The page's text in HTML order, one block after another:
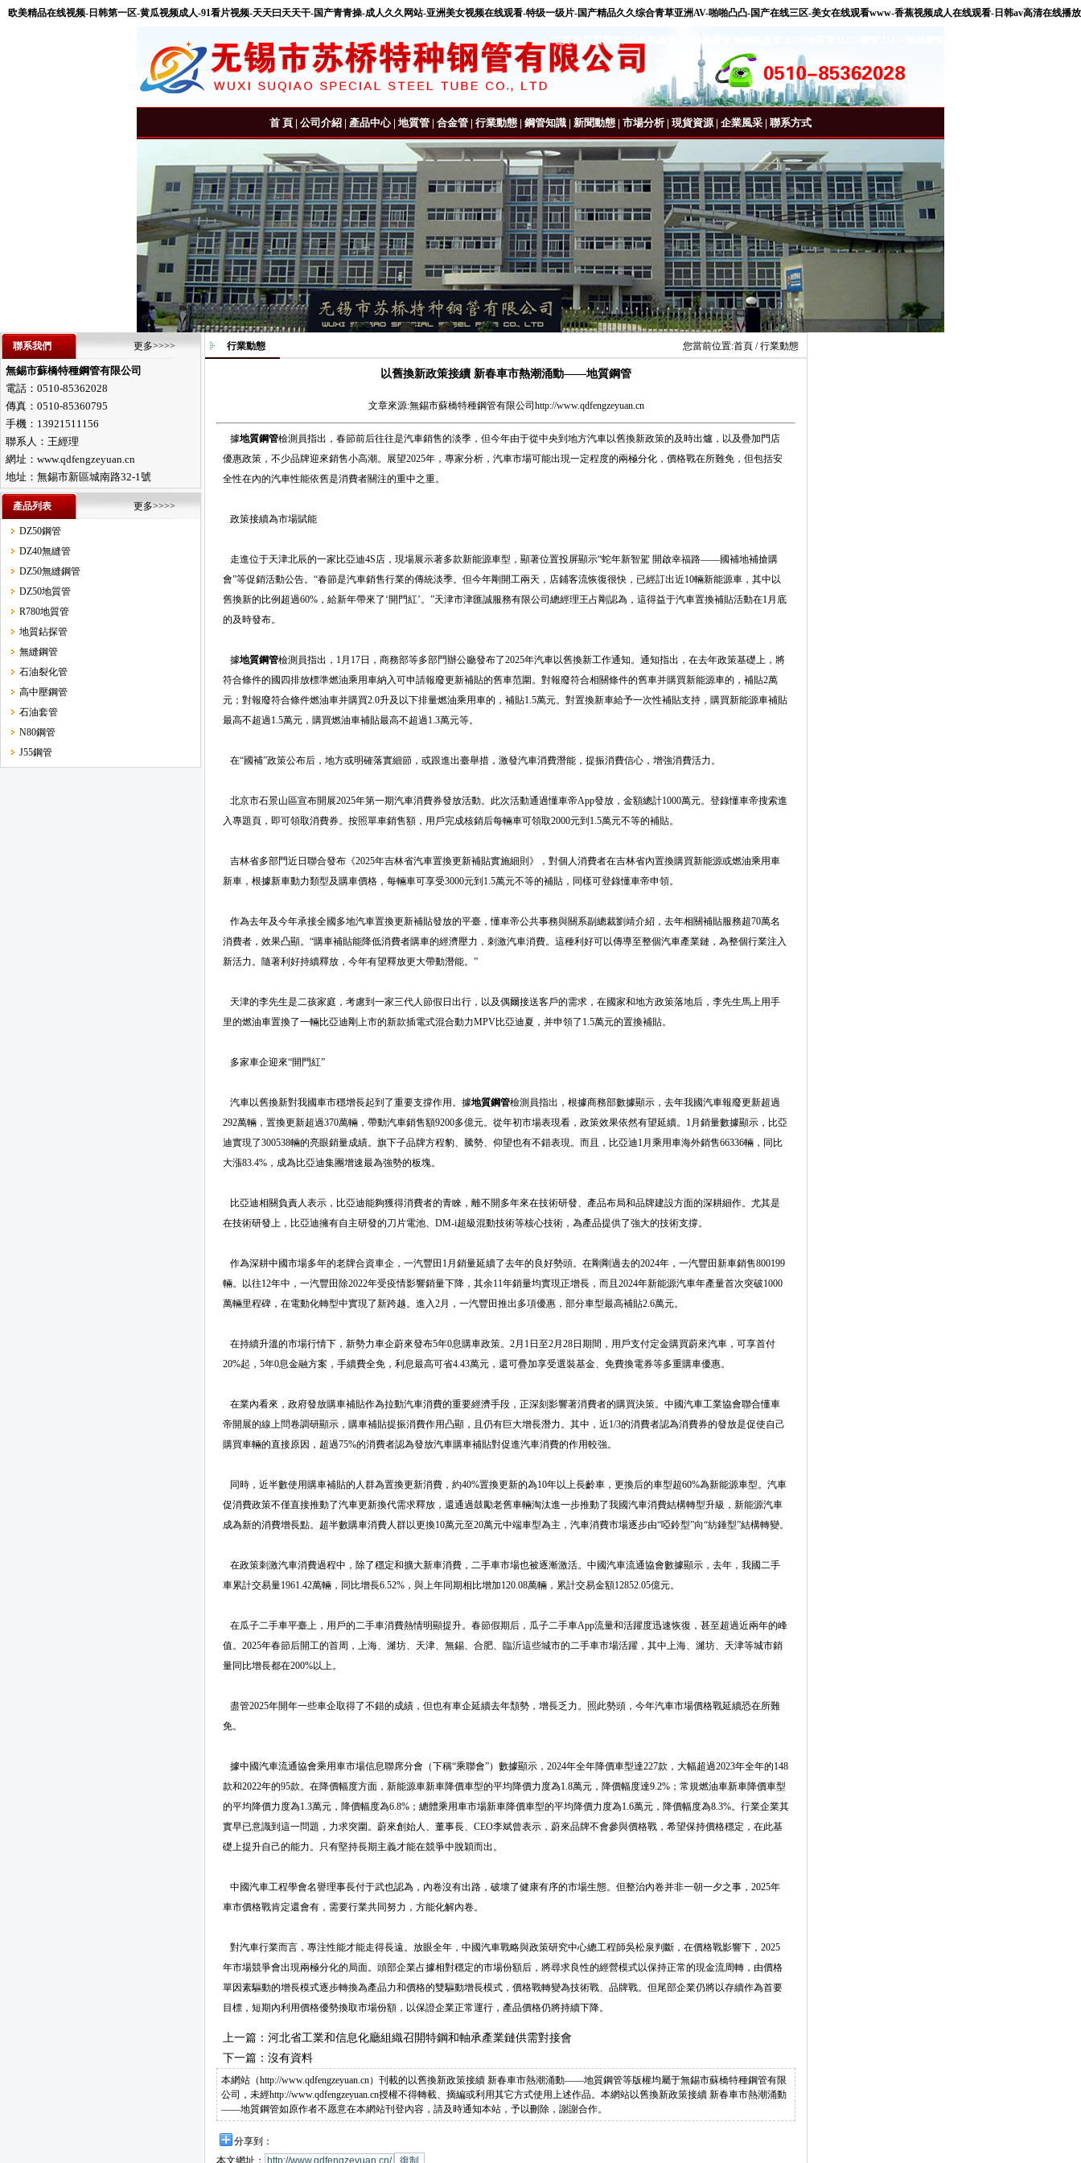
欧美精品在线视频-日韩第一区-黄瓜视频成人-91看片视频-天天曰天天干-国产青青操-成人久久网站-亚洲美女视频在线观看-特级一级片-国产精品久久综合青草亚洲AV-啪啪凸凸-国产在线三区-美女在线观看www-香蕉视频成人在线观看-日韩av高清在线播放
地質管 地質鋼管
首 頁 | 公司介紹 | 產品中心| 地質管 | 合金管 | 行業動態 | 鋼管知識 | 新聞動態 | 市場分析 | 現貨資源| 企業風采 | 聯系方式
聯系我們 更多>>>>
無錫市蘇橋特種鋼管有限公司
電話：0510-85362028
傳真：0510-85360795
手機：13921511156
聯系人：王經理
網址：www.qdfengzeyuan.cn
地址：無錫市新區城南路32-1號
產品列表 更多>>>>
DZ50鋼管
DZ40無縫管
DZ50無縫鋼管
DZ50地質管
R780地質管
地質鉆探管
無縫鋼管
石油裂化管
高中壓鋼管
石油套管
N80鋼管
J55鋼管
行業動態 您當前位置:首頁 / 行業動態
以舊換新政策接續 新春車市熱潮涌動——地質鋼管
文章來源:無錫市蘇橋特種鋼管有限公司 http://www.qdfengzeyuan.cn
據地質鋼管檢測員指出，春節前后往往是汽車銷售的淡季，但今年由于從中央到地方汽車以舊換新政策的及時出爐，以及疊加門店
優惠政策，不少品牌迎來銷售小高潮。展望2025年，專家分析，汽車市場可能出現一定程度的兩極分化，價格戰在所難免，但包括安
全性在內的汽車性能依舊是消費者關注的重中之重。
政策接續為市場賦能
走進位于天津北辰的一家比亞迪4S店，現場展示著多款新能源車型，顯著位置投屏顯示“蛇年新智駕 開啟幸福路——國補地補搶購
會”等促銷活動公告。“春節是汽車銷售行業的傳統淡季。但今年剛開工兩天，店鋪客流恢復很快，已經訂出近10輛新能源車，其中以
舊換新的比例超過60%，給新年帶來了‘開門紅’。”天津市津匯誠服務有限公司總經理王占剛認為，這得益于汽車置換補貼活動在1月底
的及時發布。
據地質鋼管檢測員指出，1月17日，商務部等多部門辦公廳發布了2025年汽車以舊換新工作通知。通知指出，在去年政策基礎上，將
符合條件的國四排放標準燃油乘用車納入可申請報廢更新補貼的舊車范圍。對報廢符合相關條件的舊車并購買新能源車的，補貼2萬
元；對報廢符合條件燃油車并購買2.0升及以下排量燃油乘用車的，補貼1.5萬元。對置換新車給予一次性補貼支持，購買新能源車補貼
最高不超過1.5萬元，購買燃油車補貼最高不超過1.3萬元等。
在“國補”政策公布后，地方或明確落實細節，或跟進出臺舉措，激發汽車消費潛能，提振消費信心，增強消費活力。
北京市石景山區宣布開展2025年第一期汽車消費券發放活動。此次活動通過懂車帝App發放，金額總計1000萬元。登錄懂車帝搜索進
入專題頁，即可領取消費券。按照單車銷售額，用戶完成核銷后每輛車可領取2000元到1.5萬元不等的補貼。
吉林省多部門近日聯合發布《2025年吉林省汽車置換更新補貼實施細則》，對個人消費者在吉林省內置換購買新能源或燃油乘用車
新車，根據新車動力類型及購車價格，每輛車可享受3000元到1.5萬元不等的補貼，同樣可登錄懂車帝申領。
作為去年及今年承接全國多地汽車置換更新補貼發放的平臺，懂車帝公共事務與關系副總裁劉靖介紹，去年相關補貼服務超70萬名
消費者，效果凸顯。“購車補貼能降低消費者購車的經濟壓力，刺激汽車消費。這種利好可以傳導至整個汽車產業鏈，為整個行業注入
新活力。隨著利好持續釋放，今年有望釋放更大帶動潛能。”
天津的李先生是二孩家庭，考慮到一家三代人節假日出行，以及偶爾接送客戶的需求，在國家和地方政策落地后，李先生馬上用手
里的燃油車置換了一輛比亞迪剛上市的新款插電式混合動力MPV比亞迪夏，并申領了1.5萬元的置換補貼。
多家車企迎來“開門紅”
汽車以舊換新對我國車市穩增長起到了重要支撐作用。據地質鋼管檢測員指出，根據商務部數據顯示，去年我國汽車報廢更新超過
292萬輛，置換更新超過370萬輛，帶動汽車銷售額9200多億元。從年初市場表現看，政策效果依然有望延續。1月銷量數據顯示，比亞
迪實現了300538輛的亮眼銷量成績。旗下子品牌方程豹、騰勢、仰望也有不錯表現。而且，比亞迪1月乘用車海外銷售66336輛，同比
大漲83.4%，成為比亞迪集團增速最為強勢的板塊。
比亞迪相關負責人表示，比亞迪能夠獲得消費者的青睞，離不開多年來在技術研發、產品布局和品牌建設方面的深耕細作。尤其是
在技術研發上，比亞迪擁有自主研發的刀片電池、DM-i超級混動技術等核心技術，為產品提供了強大的技術支撐。
作為深耕中國市場多年的老牌合資車企，一汽豐田1月銷量延續了去年的良好勢頭。在剛剛過去的2024年，一汽豐田新車銷售800199
輛。以往12年中，一汽豐田除2022年受疫情影響銷量下降，其余11年銷量均實現正增長，而且2024年新能源汽車年產量首次突破1000
萬輛里程碑，在電動化轉型中實現了新跨越。進入2月，一汽豐田推出多項優惠，部分車型最高補貼2.6萬元。
在持續升溫的市場行情下，新勢力車企蔚來發布5年0息購車政策。2月1日至2月28日期間，用戶支付定金購買蔚來汽車，可享首付
20%起，5年0息金融方案，手續費全免，利息最高可省4.43萬元，還可疊加享受選裝基金、免費換電券等多重購車優惠。
在業內看來，政府發放購車補貼作為拉動汽車消費的重要經濟手段，正深刻影響著消費者的購買決策。中國汽車工業協會聯合懂車
帝開展的線上問卷調研顯示，購車補貼提振消費作用凸顯，且仍有巨大增長潛力。其中，近1/3的消費者認為消費券的發放是促使自己
購買車輛的直接原因，超過75%的消費者認為發放汽車購車補貼對促進汽車消費的作用較強。
同時，近半數使用購車補貼的人群為置換更新消費，約40%置換更新的為10年以上長齡車，更換后的車型超60%為新能源車型。汽車
促消費政策不僅直接推動了汽車更新換代需求釋放，還通過鼓勵老舊車輛淘汰進一步推動了我國汽車消費結構轉型升級，新能源汽車
成為新的消費增長點。超半數購車消費人群以更換10萬元至20萬元中端車型為主，汽車消費市場逐步由“啞鈴型”向“紡錘型”結構轉變。
在政策刺激汽車消費過程中，除了穩定和擴大新車消費，二手車市場也被逐漸激活。中國汽車流通協會數據顯示，去年，我國二手
車累計交易量1961.42萬輛，同比增長6.52%，與上年同期相比增加120.08萬輛，累計交易金額12852.05億元。
在瓜子二手車平臺上，用戶的二手車消費熱情明顯提升。春節假期后，瓜子二手車App流量和活躍度迅速恢復，甚至超過近兩年的峰
值。2025年春節后開工的首周，上海、濰坊、天津、無錫、合肥、臨沂這些城市的二手車市場活躍，其中上海、濰坊、天津等城市銷
量同比增長都在200%以上。
盡管2025年開年一些車企取得了不錯的成績，但也有車企延續去年頹勢，增長乏力。照此勢頭，今年汽車市場價格戰延續恐在所難
免。
據中國汽車流通協會乘用車市場信息聯席分會（下稱“乘聯會”）數據顯示，2024年全年降價車型達227款，大幅超過2023年全年的148
款和2022年的95款。在降價幅度方面，新能源車新車降價車型的平均降價力度為1.8萬元，降價幅度達9.2%；常規燃油車新車降價車型
的平均降價力度為1.3萬元，降價幅度為6.8%；總體乘用車市場新車降價車型的平均降價力度為1.6萬元，降價幅度為8.3%。行業企業其
實早已意識到這一問題，力求突圍。蔚來創始人、董事長、CEO李斌曾表示，蔚來品牌不會參與價格戰，希望保持價格穩定，在此基
礎上提升自己的能力。只有堅持長期主義才能在競爭中脫穎而出。
中國汽車工程學會名譽理事長付于武也認為，內卷沒有出路，破壞了健康有序的市場生態。但整治內卷并非一朝一夕之事，2025年
車市價格戰肯定還會有，需要行業共同努力，方能化解內卷。
對汽車行業而言，專注性能才能走得長遠。放眼全年，中國汽車戰略與政策研究中心總工程師吳松泉判斷，在價格戰影響下，2025
年市場競爭會出現兩極分化的局面。頭部企業占據相對穩定的市場份額后，將尋求良性的經營模式以保持正常的現金流周轉，由價格
單因素驅動的增長模式逐步轉換為產品力和價格的雙驅動增長模式，價格戰轉變為技術戰、品牌戰。但尾部企業仍將以存續作為首要
目標，短期內利用價格優勢換取市場份額，以保證企業正常運行，產品價格仍將持續下降。
上一篇： 河北省工業和信息化廳組織召開特鋼和軸承產業鏈供需對接會
下一篇：沒有資料
本網站（http://www.qdfengzeyuan.cn）刊載的以舊換新政策接續 新春車市熱潮涌動——地質鋼管等版權均屬于無錫市蘇橋特種鋼管有限
公司，未經http://www.qdfengzeyuan.cn授權不得轉載、摘編或利用其它方式使用上述作品。本網站以舊換新政策接續 新春車市熱潮涌動
——地質鋼管如原作者不愿意在本網站刊登內容，請及時通知本站，予以刪除，謝謝合作。
分享到：
本文網址：